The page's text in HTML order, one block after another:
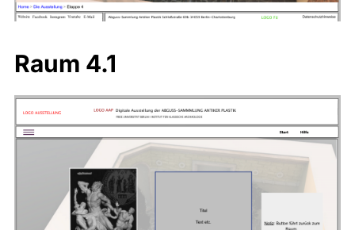
Raum 4.1